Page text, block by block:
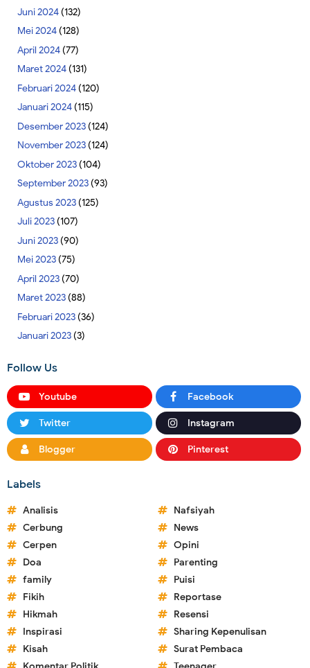
Juni 2024(132)
Mei 2024(128)
April 2024(77)
Maret 2024(131)
Februari 2024(120)
Januari 2024(115)
Desember 2023(124)
November 2023(124)
Oktober 2023(104)
September 2023(93)
Agustus 2023(125)
Juli 2023(107)
Juni 2023(90)
Mei 2023(75)
April 2023(70)
Maret 2023(88)
Februari 2023(36)
Januari 2023(3)
Follow Us
Youtube Facebook
Twitter Instagram
Blogger Pinterest
Labels
Analisis
Cerbung
Cerpen
Doa
family
Fikih
Hikmah
Inspirasi
Kisah
Nafsiyah
News
Opini
Parenting
Puisi
Reportase
Resensi
Sharing Kepenulisan
Surat Pembaca